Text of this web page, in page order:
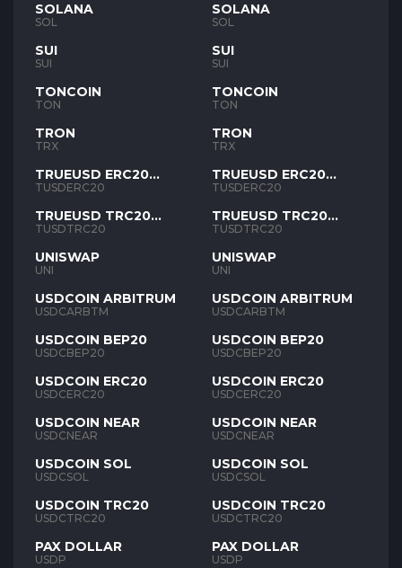
SOLANA
SOL
SUI
SUI
TONCOIN
TON
TRON
TRX
TRUEUSD ERC20
TUSD
TUSDERC20
TRUEUSD TRC20
TUSD
TUSDTRC20
UNISWAP
UNI
USDCOIN ARBITRUM
USDCARBTM
USDCOIN BEP20
USDCBEP20
USDCOIN ERC20
USDCERC20
USDCOIN NEAR
USDCNEAR
USDCOIN SOL
USDCSOL
USDCOIN TRC20
USDCTRC20
PAX DOLLAR
USDP
SOLANA
SOL
SUI
SUI
TONCOIN
TON
TRON
TRX
TRUEUSD ERC20
TUSD
TUSDERC20
TRUEUSD TRC20
TUSD
TUSDTRC20
UNISWAP
UNI
USDCOIN ARBITRUM
USDCARBTM
USDCOIN BEP20
USDCBEP20
USDCOIN ERC20
USDCERC20
USDCOIN NEAR
USDCNEAR
USDCOIN SOL
USDCSOL
USDCOIN TRC20
USDCTRC20
PAX DOLLAR
USDP